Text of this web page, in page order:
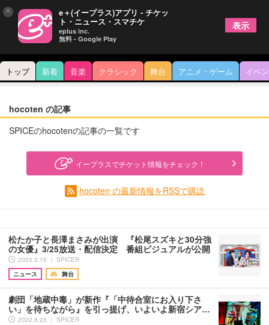
トップ 新着 音楽 クラシック 舞台 アニメ・ゲーム イベ
hocoten の記事
SPICEのhocotenの記事の一覧です
イープラスでチケット情報をチェック！
hocoten の最新情報をRSSで購読
松たか子と長澤まさみが出演 『松尾スズキと30分強
の女優』3/25放送・配信決定 番組ビジュアルが公開
2023.2.15 ｜ SPICER
ニュース
舞台
劇団「地蔵中毒」が新作『「中待合室にお入り下さ
い」を待ちながら』を引っ提げ、いよいよ新宿シア…
2022.8.23 ｜ SPICER
× e＋(イープラス)アプリ - チケッ
ト・ニュース・スマチケ
eplus inc.
無料 - Google Play
表示